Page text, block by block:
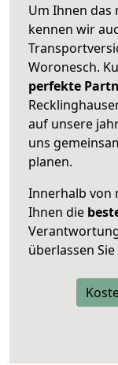
Um Ihnen das
kennen wir
Woronesch.
perfekte
auf unsere
uns
planen.
Innerhalb von
Ihnen die
überlassen